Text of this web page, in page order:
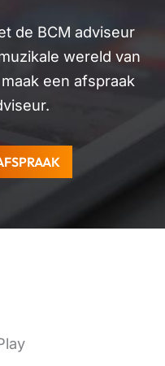
de BCM adviseur
wereld van
een afspraak